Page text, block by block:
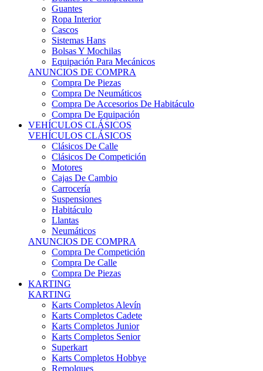
Guantes
Ropa Interior
Cascos
Sistemas Hans
Bolsas Y Mochilas
Equipación Para Mecánicos
ANUNCIOS DE COMPRA
Compra De Piezas
Compra De Neumáticos
Compra De Accesorios De Habitáculo
Compra De Equipación
VEHÍCULOS CLÁSICOS
VEHÍCULOS CLÁSICOS
Clásicos De Calle
Clásicos De Competición
Motores
Cajas De Cambio
Carrocería
Suspensiones
Habitáculo
Llantas
Neumáticos
ANUNCIOS DE COMPRA
Compra De Competición
Compra De Calle
Compra De Piezas
KARTING
KARTING
Karts Completos Alevín
Karts Completos Cadete
Karts Completos Junior
Karts Completos Senior
Superkart
Karts Completos Hobbye
Remolques